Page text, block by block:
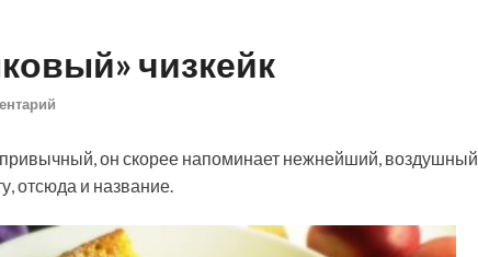
чизкейк
он скорее напоминает нежнейший, воздушный
отсюда и название.